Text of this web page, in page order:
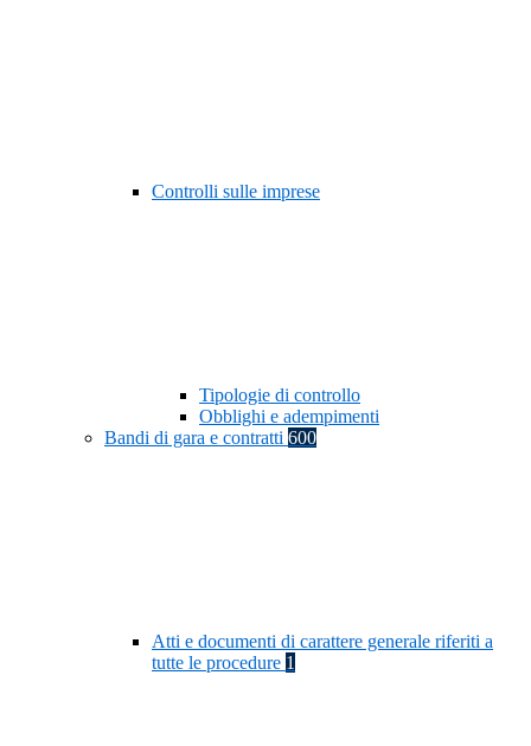
Controlli sulle imprese
Tipologie di controllo
Obblighi e adempimenti
Bandi di gara e contratti 600
Atti e documenti di carattere generale riferiti a
tutte le procedure 1